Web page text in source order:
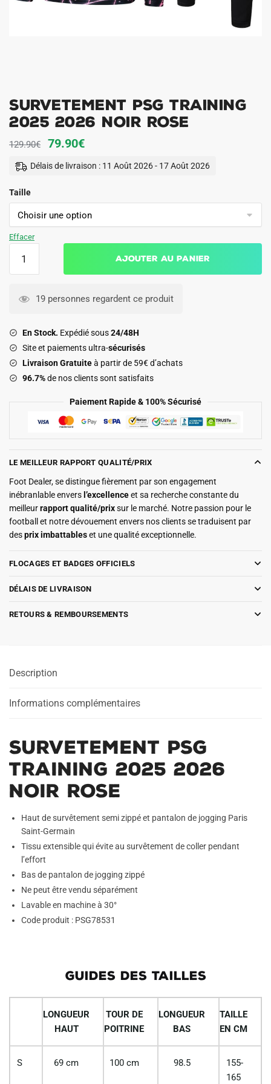
Survetement PSG Training
2025 2026 Noir Rose
129.90€
Le
prix
129.90€.
79.90€Le
79.90€.
Délais de livraison : 11 Août 2026 - 17 Août 2026
Taille
Effacer
PSG
2026
Noir
Rose
Ajouter au panier
19 personnes regardent ce produit
En Stock. Expédié sous24/48H
Site et paiements ultra-sécurisés
Livraison Gratuiteà partir de 59€ d’achats
96.7%de nos clients sont satisfaits
Paiement Rapide & 100% Sécurisé
LE MEILLEUR RAPPORT QUALITÉ/PRIX
Foot Dealer, se distingue fièrement par son engagement
inébranlable envers l’excellenceet sa recherche constante du
meilleurrapport qualité/prixsur le marché. Notre passion pour le
football et notre dévouement envers nos clients se traduisent par
desprix imbattableset une qualité exceptionnelle.
FLOCAGES ET BADGES OFFICIELS
DÉLAIS DE LIVRAISON
RETOURS & REMBOURSEMENTS
Description
Informations complémentaires
Survetement PSG
Training 2025 2026
Noir Rose
Haut de survêtement semi zippé et pantalon de jogging Paris
Saint-Germain
Tissu extensible qui évite au survêtement de coller pendant
l’effort
Bas de pantalon de jogging zippé
Ne peut être vendu séparément
Lavable en machine à 30°
Code produit : PSG78531
GUIDES DES TAILLES
LONGUEUR
HAUT
TOUR DE
POITRINE
LONGUEUR
BAS
TAILLE
EN CM
S 69 cm 100 cm 98.5
155-
165